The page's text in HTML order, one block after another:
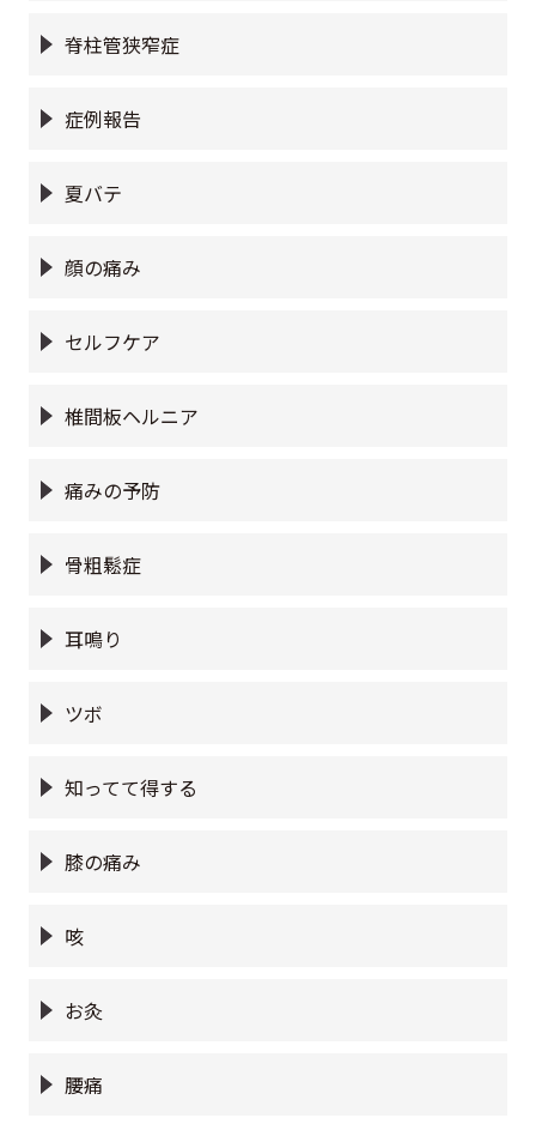
脊柱管狭窄症
症例報告
夏バテ
顔の痛み
セルフケア
椎間板ヘルニア
痛みの予防
骨粗鬆症
耳鳴り
ツボ
知ってて得する
膝の痛み
咳
お灸
腰痛